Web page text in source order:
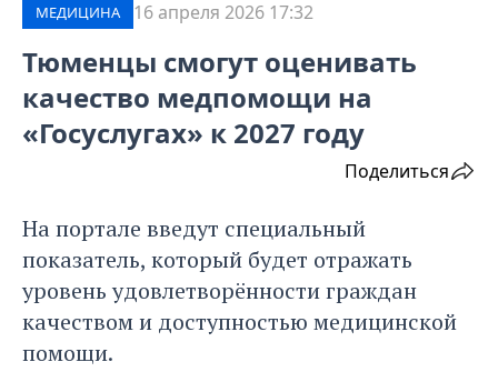
МЕДИЦИНА 16 апреля 2026 17:32
Тюменцы смогут оценивать
качество медпомощи на
«Госуслугах» к 2027 году
Поделиться
На портале введут специальный
показатель, который будет отражать
уровень удовлетворённости граждан
качеством и доступностью медицинской
помощи.